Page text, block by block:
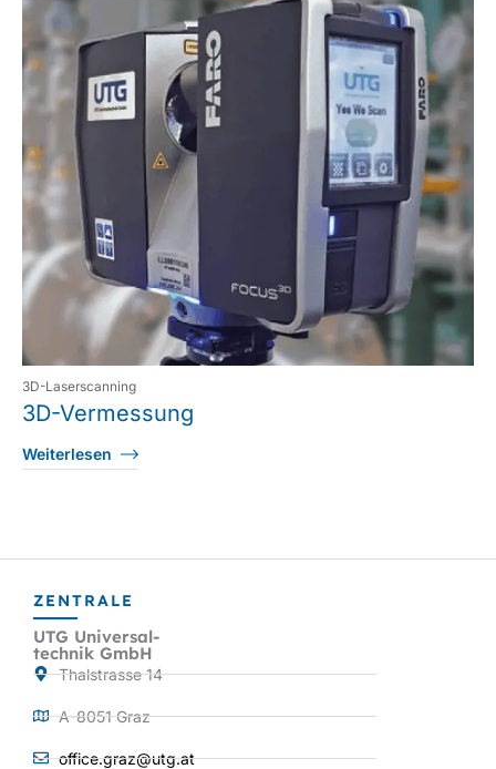
3D-Laserscanning
3D-Vermessung
Weiterlesen
ZENTRALE
UTG Universal-
technik GmbH
Thalstrasse 14
A-8051 Graz
office.graz@utg.at